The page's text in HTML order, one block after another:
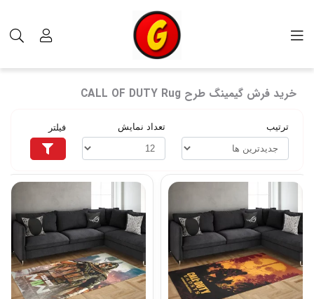
خرید فرش گیمینگ طرح CALL OF DUTY Rug
خرید فرش گیمینگ طرح CALL OF DUTY Rug
ترتیب تعداد نمایش فیلتر